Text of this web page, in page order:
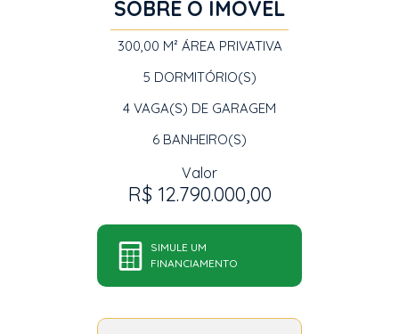
SOBRE O IMÓVEL
300,00 M² ÁREA PRIVATIVA
5 DORMITÓRIO(S)
4 VAGA(S) DE GARAGEM
6 BANHEIRO(S)
Valor
R$ 12.790.000,00
SIMULE UM
FINANCIAMENTO